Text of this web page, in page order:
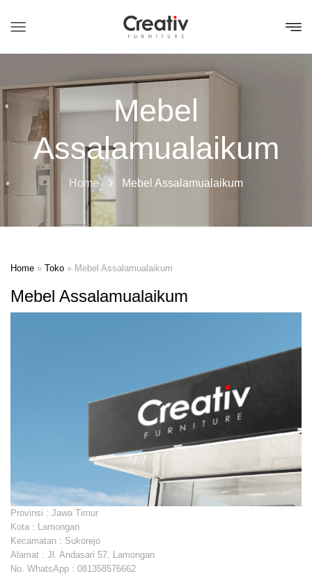
Mebel
Assalamualaikum
Home Mebel Assalamualaikum
Home » Toko » Mebel Assalamualaikum
Mebel Assalamualaikum
Provinsi : Jawa Timur
Kota : Lamongan
Kecamatan : Sukorejo
Alamat : Jl. Andasari 57, Lamongan
No. WhatsApp : 081358576662